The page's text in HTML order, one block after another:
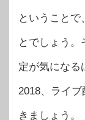
ということで
とでしょう
定が気になる
2018、ライ
きましょう。